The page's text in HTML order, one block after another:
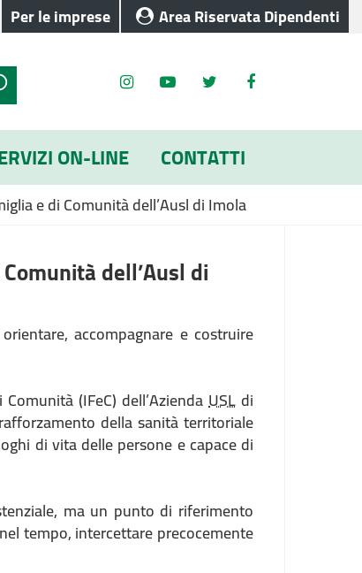
Per le imprese Area Riservata Dipendenti
ON-LINE CONTATTI
e di Comunità dell’Ausl di Imola
dell’Ausl di
accompagnare e costruire
(IFeC) dell’AziendaUSLdi
della sanità territoriale
di vita delle persone e capace di
ma un punto di riferimento
tempo, intercettare precocemente